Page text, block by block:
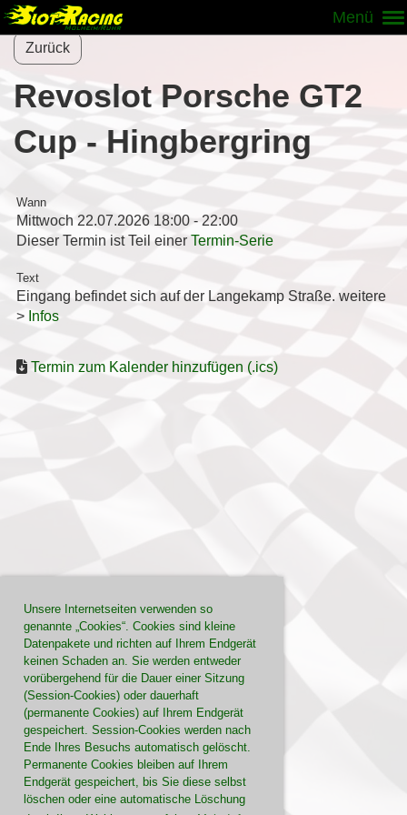
Unsere Internetseiten verwenden so
genannte „Cookies“. Cookies sind kleine
Datenpakete und richten auf Ihrem Endgerät
keinen Schaden an. Sie werden entweder
vorübergehend für die Dauer einer Sitzung
(Session-Cookies) oder dauerhaft
(permanente Cookies) auf Ihrem Endgerät
gespeichert. Session-Cookies werden nach
Ende Ihres Besuchs automatisch gelöscht.
Permanente Cookies bleiben auf Ihrem
Endgerät gespeichert, bis Sie diese selbst
löschen oder eine automatische Löschung
Menü
Zurück
Revoslot Porsche GT2
Cup - Hingbergring
Wann
Mittwoch 22.07.2026 18:00 - 22:00
Dieser Termin ist Teil einer Termin-Serie
Text
Eingang befindet sich auf der Langekamp Straße. weitere
> Infos
Termin zum Kalender hinzufügen (.ics)